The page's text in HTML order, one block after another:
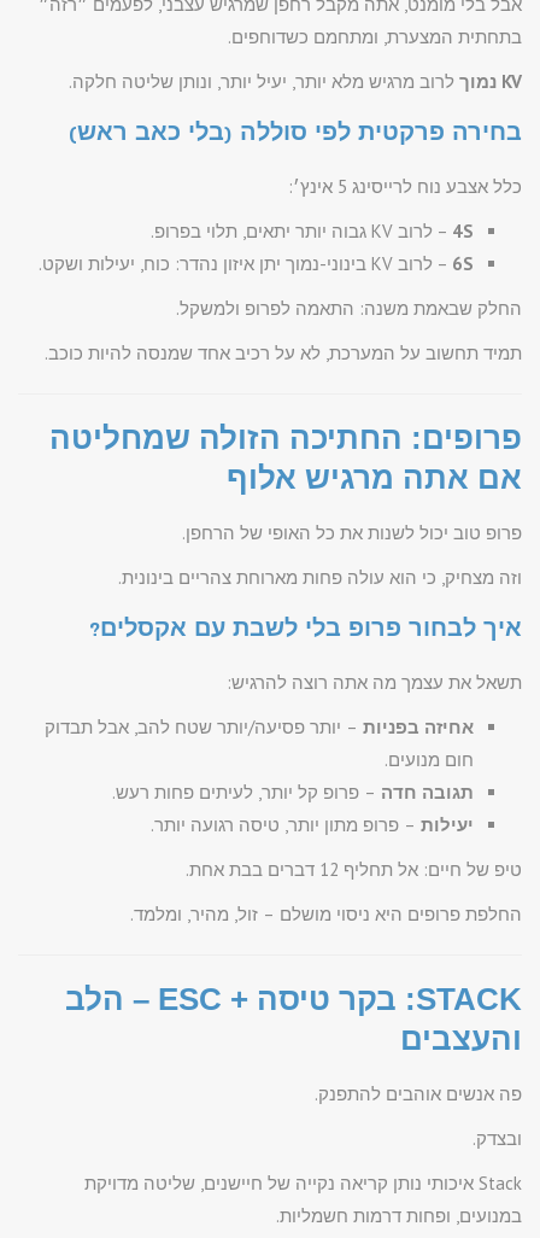
בתחתית המצערת, ומתחמם כשדוחפים.
KV נמוך
לרוב מרגיש מלא יותר, יעיל יותר, ונותן שליטה חלקה.
בחירה פרקטית לפי סוללה (בלי כאב ראש)
כלל אצבע נוח לרייסינג 5 אינץ׳:
4S – לרוב KV גבוה יותר יתאים, תלוי בפרופ.
6S – לרוב KV בינוני-נמוך יתן איזון נהדר: כוח, יעילות ושקט.
החלק שבאמת משנה: התאמה לפרופ ולמשקל.
תמיד תחשוב על המערכת, לא על רכיב אחד שמנסה להיות כוכב.
פרופים: החתיכה הזולה שמחליטה
אם אתה מרגיש אלוף
פרופ טוב יכול לשנות את כל האופי של הרחפן.
וזה מצחיק, כי הוא עולה פחות מארוחת צהריים בינונית.
איך לבחור פרופ בלי לשבת עם אקסלים?
תשאל את עצמך מה אתה רוצה להרגיש:
אחיזה בפניות – יותר פסיעה/יותר שטח להב, אבל תבדוק
חום מנועים.
תגובה חדה – פרופ קל יותר, לעיתים פחות רעש.
יעילות – פרופ מתון יותר, טיסה רגועה יותר.
טיפ של חיים: אל תחליף 12 דברים בבת אחת.
החלפת פרופים היא ניסוי מושלם – זול, מהיר, ומלמד.
STACK: בקר טיסה + ESC – הלב
והעצבים
פה אנשים אוהבים להתפנק.
ובצדק.
Stack איכותי נותן קריאה נקייה של חיישנים, שליטה מדויקת
במנועים, ופחות דרמות חשמליות.